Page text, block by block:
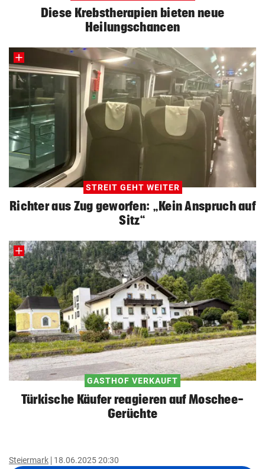
Diese Krebstherapien bieten neue
Heilungschancen
STREIT GEHT WEITER
Richter aus Zug geworfen: „Kein Anspruch auf
Sitz“
GASTHOF VERKAUFT
Türkische Käufer reagieren auf Moschee-
Gerüchte
Steiermark 18.06.2025 20:30